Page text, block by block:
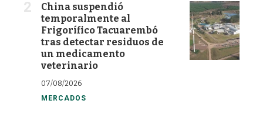
China suspendió
temporalmente al
Frigorífico Tacuarembó
tras detectar residuos de
un medicamento
veterinario
07/08/2026
MERCADOS